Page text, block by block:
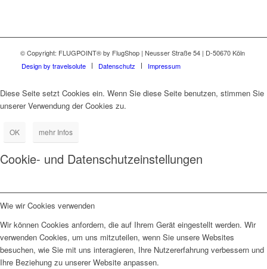
© Copyright: FLUGPOINT® by FlugShop | Neusser Straße 54 | D-50670 Köln
Design by travelsolute
Datenschutz Impressum
Diese Seite setzt Cookies ein. Wenn Sie diese Seite benutzen, stimmen Sie
unserer Verwendung der Cookies zu.
OK mehr Infos
Cookie- und Datenschutzeinstellungen
Wie wir Cookies verwenden
Wir können Cookies anfordern, die auf Ihrem Gerät eingestellt werden. Wir
verwenden Cookies, um uns mitzuteilen, wenn Sie unsere Websites
besuchen, wie Sie mit uns interagieren, Ihre Nutzererfahrung verbessern und
Ihre Beziehung zu unserer Website anpassen.